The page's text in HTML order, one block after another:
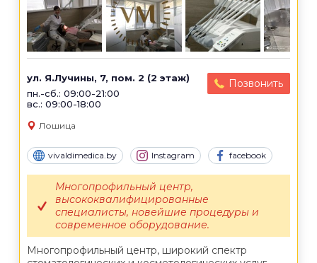
ул. Я.Лучины, 7, пом. 2 (2 этаж)
пн.-сб.: 09:00-21:00
вс.: 09:00-18:00
Позвонить
Лошица
vivaldimedica.by Instagram facebook
Многопрофильный центр, широкий спектр
Многопрофильный центр,
высококвалифицированные
специалисты, новейшие процедуры и
современное оборудование.